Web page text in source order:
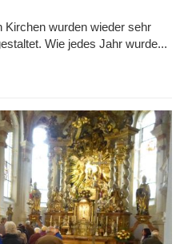
Kirchen wurden wieder sehr
Wie jedes Jahr wurde...